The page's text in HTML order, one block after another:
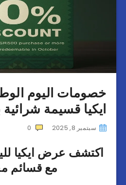
ايكيا قسيمة شرائية
سبتمبر 8, 2025 0
مع قسائم